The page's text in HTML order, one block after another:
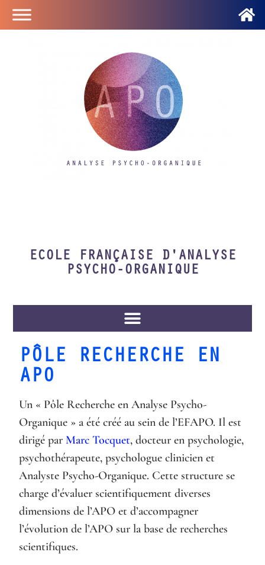
ECOLE FRANÇAISE D'ANALYSE
PSYCHO-ORGANIQUE
PÔLE RECHERCHE EN
APO
Un « Pôle Recherche en Analyse Psycho-
Organique » a été créé au sein de l’EFAPO. Il est
dirigé parMarc Tocquet, docteur en psychologie,
psychothérapeute, psychologue clinicien et
Analyste Psycho-Organique. Cette structure se
charge d’évaluer scientifiquement diverses
dimensions de l’APO et d’accompagner
l’évolution de l’APO sur la base de recherches
scientifiques.